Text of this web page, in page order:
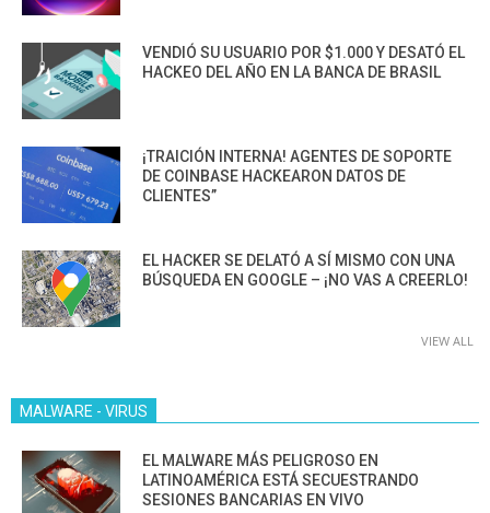
VENDIÓ SU USUARIO POR $1.000 Y DESATÓ EL
HACKEO DEL AÑO EN LA BANCA DE BRASIL
¡TRAICIÓN INTERNA! AGENTES DE SOPORTE
DE COINBASE HACKEARON DATOS DE
CLIENTES”
EL HACKER SE DELATÓ A SÍ MISMO CON UNA
BÚSQUEDA EN GOOGLE – ¡NO VAS A CREERLO!
VIEW ALL
MALWARE - VIRUS
EL MALWARE MÁS PELIGROSO EN
LATINOAMÉRICA ESTÁ SECUESTRANDO
SESIONES BANCARIAS EN VIVO